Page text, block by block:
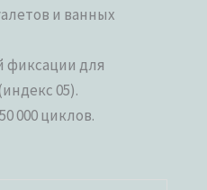
и ванных
фиксации для
05).
000 циклов.